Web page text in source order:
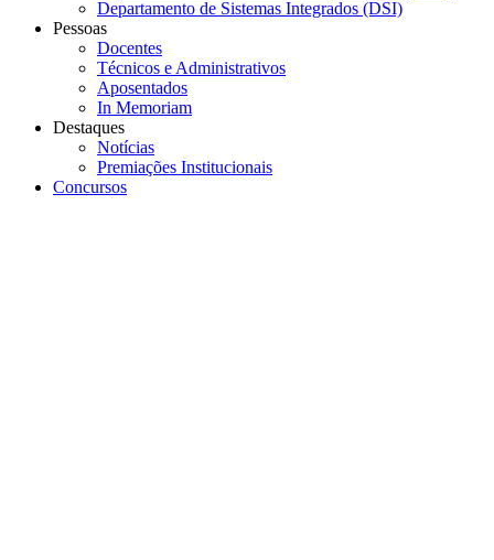
Departamento de Sistemas Integrados (DSI)
Pessoas
Docentes
Técnicos e Administrativos
Aposentados
In Memoriam
Destaques
Notícias
Premiações Institucionais
Concursos